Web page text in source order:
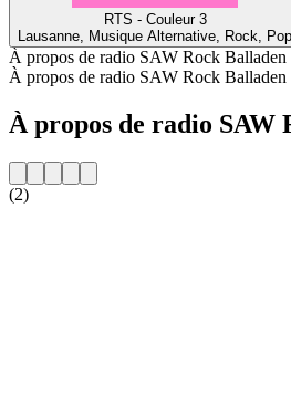
RTS - Couleur 3
Lausanne, Musique Alternative, Rock, Pop
À propos de radio SAW Rock Balladen
À propos de radio SAW Rock Balladen
À propos de radio SAW
(2)